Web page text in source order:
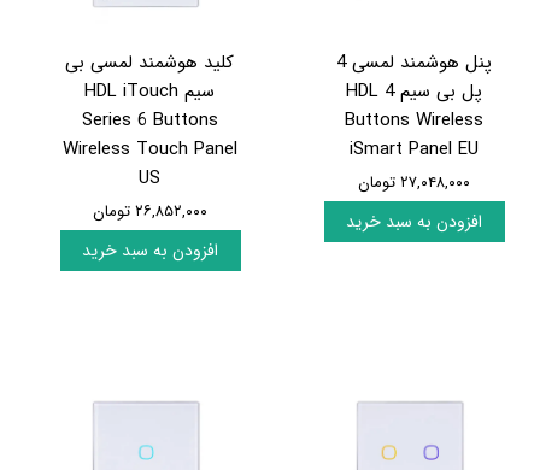
پنل هوشمند لمسی 4
پل بی سیم HDL 4
Buttons Wireless
iSmart Panel EU
۲۷,۰۴۸,۰۰۰ تومان
افزودن به سبد خرید
کلید هوشمند لمسی بی
سیم HDL iTouch
Series 6 Buttons
Wireless Touch Panel
US
۲۶,۸۵۲,۰۰۰ تومان
افزودن به سبد خرید